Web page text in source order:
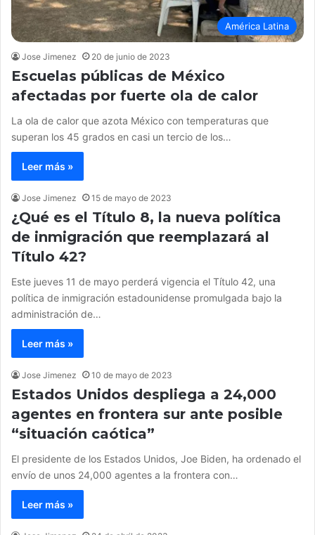
América Latina
Jose Jimenez 20 de junio de 2023
Escuelas públicas de México
afectadas por fuerte ola de calor
La ola de calor que azota México con temperaturas que
superan los 45 grados en casi un tercio de los…
Leer más »
Jose Jimenez 15 de mayo de 2023
¿Qué es el Título 8, la nueva política
de inmigración que reemplazará al
Título 42?
Este jueves 11 de mayo perderá vigencia el Título 42, una
política de inmigración estadounidense promulgada bajo la
administración de…
Leer más »
Jose Jimenez 10 de mayo de 2023
Estados Unidos despliega a 24,000
agentes en frontera sur ante posible
“situación caótica”
El presidente de los Estados Unidos, Joe Biden, ha ordenado el
envío de unos 24,000 agentes a la frontera con…
Leer más »